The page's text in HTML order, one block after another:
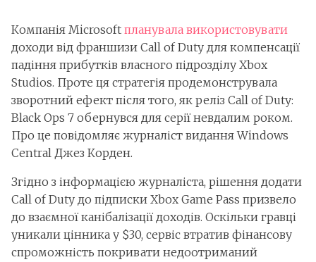
Компанія Microsoft планувала використовувати
доходи від франшизи Call of Duty для компенсації
падіння прибутків власного підрозділу Xbox
Studios. Проте ця стратегія продемонструвала
зворотний ефект після того, як реліз Call of Duty:
Black Ops 7 обернувся для серії невдалим роком.
Про це повідомляє журналіст видання Windows
Central Джез Корден.
Згідно з інформацією журналіста, рішення додати
Call of Duty до підписки Xbox Game Pass призвело
до взаємної канібалізації доходів. Оскільки гравці
уникали цінника у $30, сервіс втратив фінансову
спроможність покривати недоотриманий